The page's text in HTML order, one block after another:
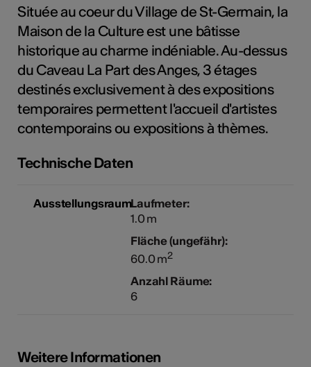
Située au coeur du Village de St-Germain, la
Maison de la Culture est une bâtisse
historique au charme indéniable. Au-dessus
du Caveau La Part des Anges, 3 étages
destinés exclusivement à des expositions
temporaires permettent l'accueil d'artistes
contemporains ou expositions à thèmes.
Technische Daten
AusstellungsraumLaufmeter:
1.0 m
Fläche (ungefähr):
60.0 m2
Anzahl Räume:
6
Weitere Informationen